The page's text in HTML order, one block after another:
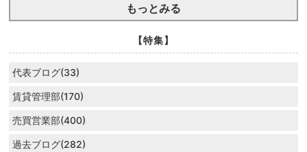
もっとみる
【特集】
代表ブログ(33)
賃貸管理部(170)
売買営業部(400)
過去ブログ(282)